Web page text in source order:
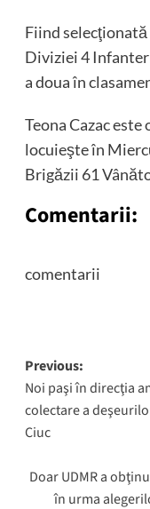
Fiind
Diviziei 4
a doua în
Teona Cazac
locuieşte în
Brigăzii 61
Comentarii:
comentarii
Post
navigation
Previous:
Noi paşi în direcţia
colectare a
Ciuc
Doar UDMR a
în urma